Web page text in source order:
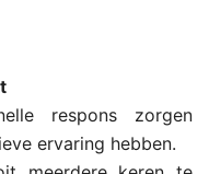
respons zorgen
ervaring hebben.